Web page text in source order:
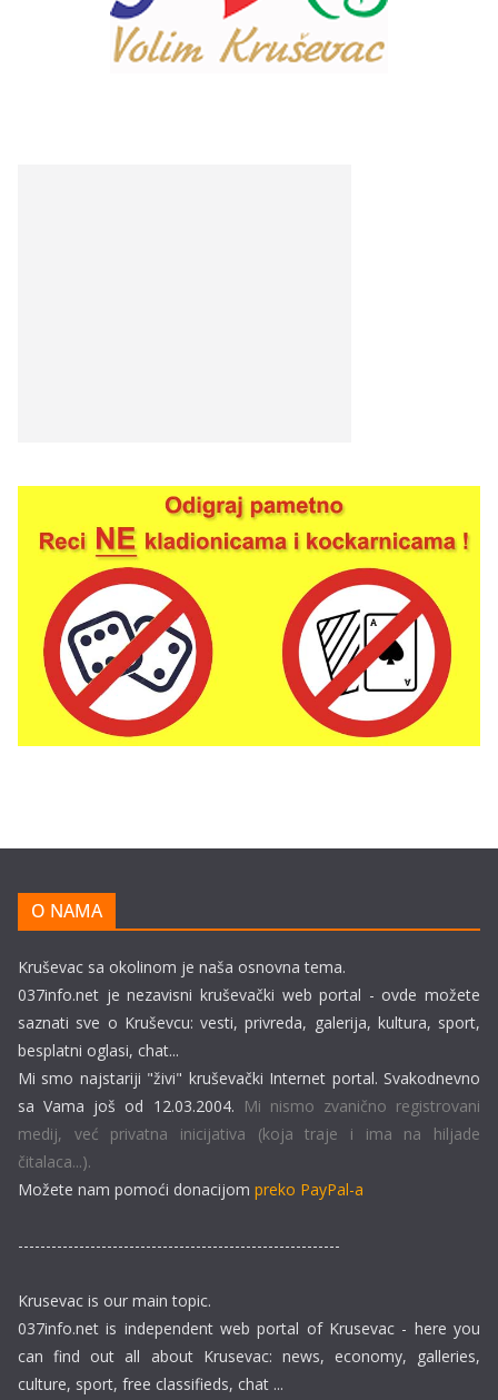
O NAMA
Kruševac sa okolinom je naša osnovna tema.
037info.net je nezavisni kruševački web portal - ovde možete
saznati sve o Kruševcu: vesti, privreda, galerija, kultura, sport,
besplatni oglasi, chat...
Mi smo najstariji "živi" kruševački Internet portal. Svakodnevno
sa Vama još od 12.03.2004. Mi nismo zvanično registrovani
medij, već privatna inicijativa (koja traje i ima na hiljade
čitalaca...).
Možete nam pomoći donacijom preko PayPal-a
----------------------------------------------------------
Krusevac is our main topic.
037info.net is independent web portal of Krusevac - here you
can find out all about Krusevac: news, economy, galleries,
culture, sport, free classifieds, chat ...